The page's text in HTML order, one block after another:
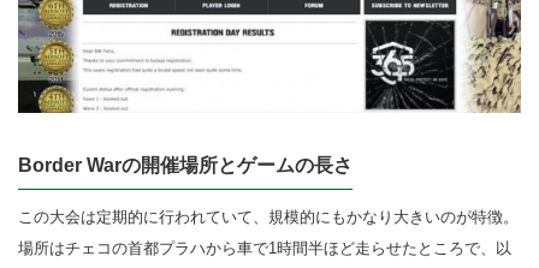
Border Warの開催場所とゲームの長さ
この大会は定期的に行われていて、規模的にもかなり大きいのが特徴。
場所はチェコの首都プラハから車で1時間半ほど走らせたところで、以